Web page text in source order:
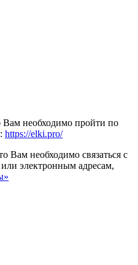
необходимо пройти по
https://elki.pro/
Вам необходимо связаться с
электронным адресам,